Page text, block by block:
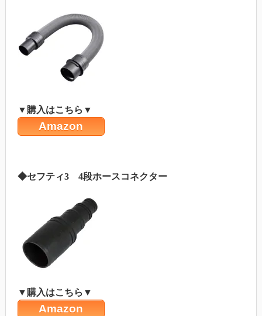
▼購入はこちら▼
Amazon
◆セフティ3 4段ホースコネクター
▼購入はこちら▼
Amazon